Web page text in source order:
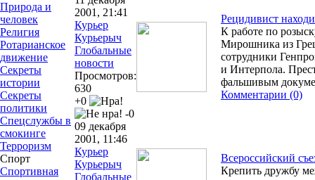
Природа и
человек
Религия
Ротарианское
движение
Секреты
истории
Секреты
политики
Спецслужбы в
смокинге
Терроризм
Спорт
Спортивная
2001, 21:41
Курьер
Курьерыч
Глобальные
новости
Просмотров:
630
+0
-0
Рецидивист
К работе по
Мирошника из
сотрудники
и Интерпола.
фальшивым
Комментарии (0)
09 декабря
2001, 11:46
Курьер
Курьерыч
Глобальные
Всероссийский
Крепить дружбу